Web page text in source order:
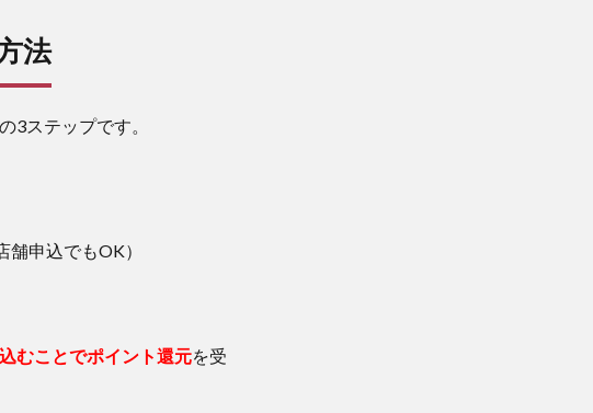
法
3ステップです。
申込でもOK）
むことでポイント還元を受